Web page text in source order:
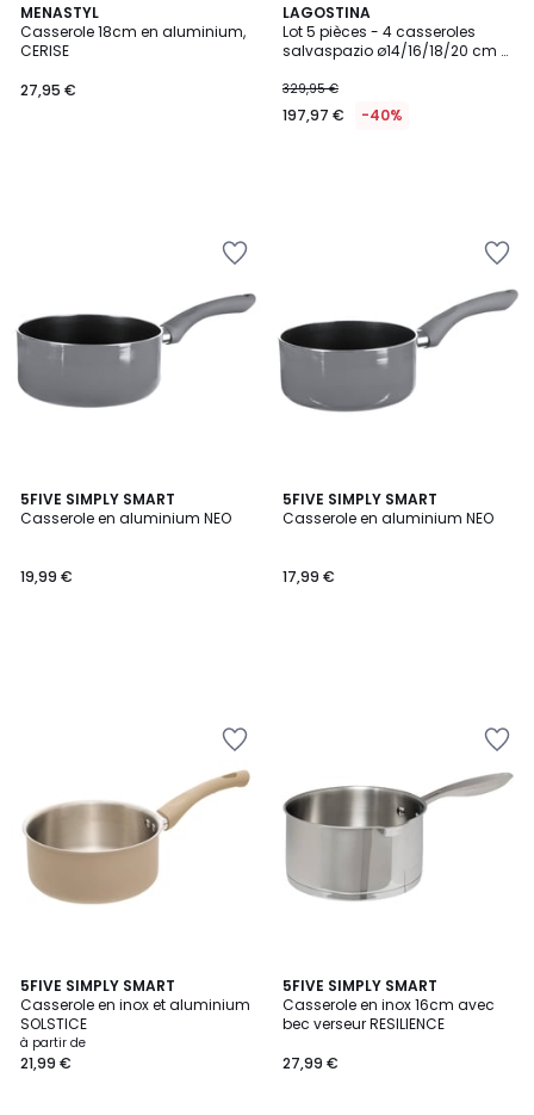
MENASTYL
Casserole 18cm en aluminium,
CERISE
27,95 €
LAGOSTINA
Lot 5 pièces - 4 casseroles
salvaspazio ø14/16/18/20 cm +
329,95 €
197,97 € -40%
5FIVE SIMPLY SMART
Casserole en aluminium NEO
19,99 €
5FIVE SIMPLY SMART
Casserole en aluminium NEO
17,99 €
5FIVE SIMPLY SMART
Casserole en inox et aluminium
SOLSTICE
à partir de
21,99 €
5FIVE SIMPLY SMART
Casserole en inox 16cm avec
bec verseur RESILIENCE
27,99 €